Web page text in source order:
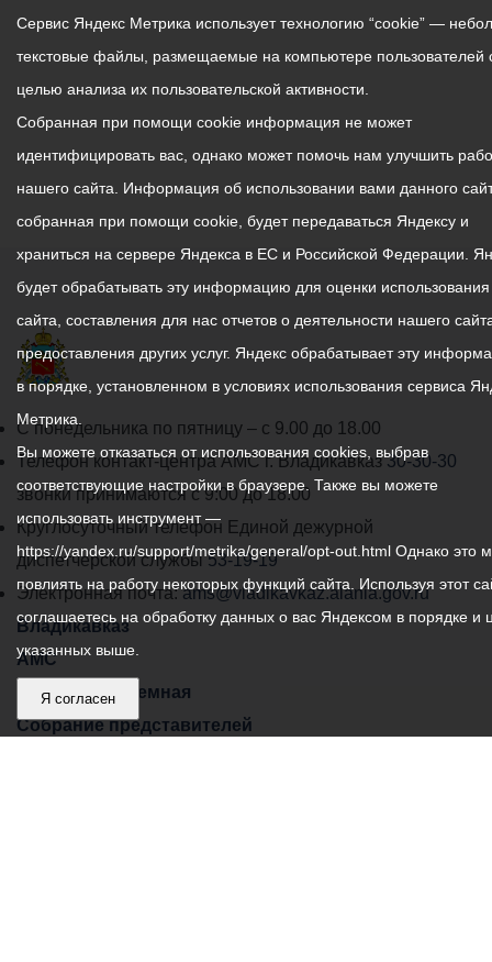
График
работы
администрации
местного
самоуправления
города
Владикавказ:
С понедельника по пятницу – с 9.00 до 18.00
Телефон контакт-центра АМС г. Владикавказ30-30-30
звонки принимаются с 9:00 до 18:00
Круглосуточный телефон Единой дежурной
диспетчерской службы53-19-19
Электронная почта:ams@vladikavkaz.alania.gov.ru
Владикавказ
АМС
Интернет приемная
Собрание представителей
Сервис Яндекс Метрика использует технологию “cookie” —
текстовые файлы, размещаемые на компьютере пользователей
целью анализа их пользовательской активности.
Собранная при помощи cookie информация не может
идентифицировать вас, однако может помочь нам улучшить
нашего сайта. Информация об использовании вами данного
собранная при помощи cookie, будет передаваться Яндексу и
храниться на сервере Яндекса в ЕС и Российской Федерации.
будет обрабатывать эту информацию для оценки
сайта, составления для нас отчетов о деятельности нашего
предоставления других услуг. Яндекс обрабатывает эту
в порядке, установленном в условиях использования сервиса
Метрика.
Вы можете отказаться от использования cookies, выбрав
соответствующие настройки в браузере. Также вы можете
использовать инструмент —
https://yandex.ru/support/metrika/general/opt-out.html Однако это
повлиять на работу некоторых функций сайта. Используя этот
соглашаетесь на обработку данных о вас Яндексом в порядке и
указанных выше.
Я согласен